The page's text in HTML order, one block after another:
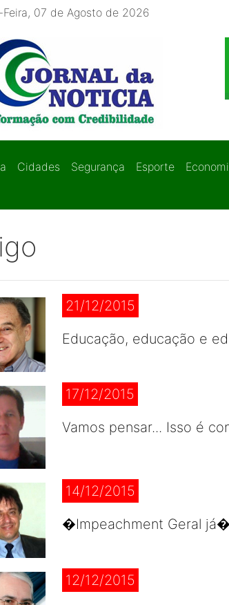
Feira, 07 de Agosto de 2026
Cidades Segurança Esporte
21/12/2015
Educação, educação e
17/12/2015
Vamos pensar... Isso é
14/12/2015
�Impeachment Geral já�
12/12/2015